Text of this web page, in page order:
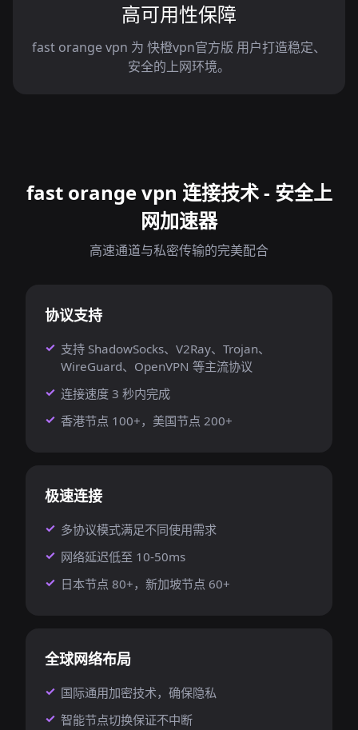
高可用性保障
fast orange vpn 为 快橙vpn官方版 用户打造稳定、
安全的上网环境。
fast orange vpn 连接技术 - 安全上
网加速器
高速通道与私密传输的完美配合
协议支持
支持 ShadowSocks、V2Ray、Trojan、
WireGuard、OpenVPN 等主流协议
连接速度 3 秒内完成
香港节点 100+，美国节点 200+
极速连接
多协议模式满足不同使用需求
网络延迟低至 10-50ms
日本节点 80+，新加坡节点 60+
全球网络布局
国际通用加密技术，确保隐私
智能节点切换保证不中断